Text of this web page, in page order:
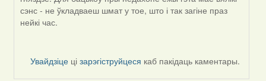
сэнс - не ўкладваеш шмат у тое, што і так загіне праз
нейкі час.
Увайдзіце цізарэгіструйцеся каб пакідаць каментары.